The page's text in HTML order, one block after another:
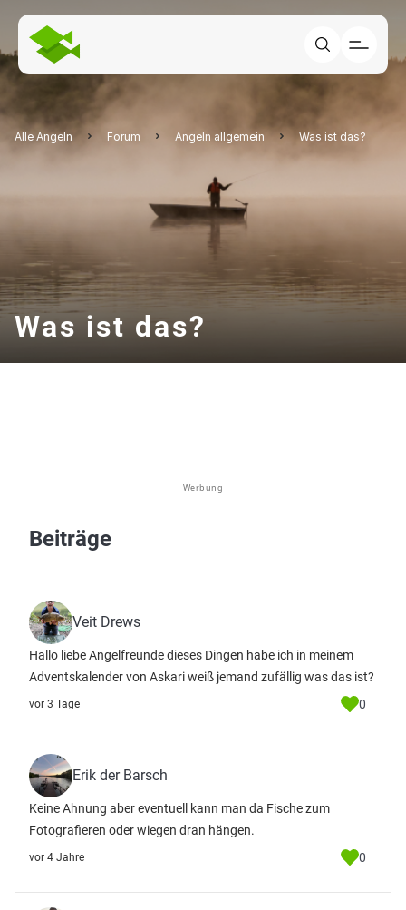
Alle Angeln Forum Angeln allgemein Was ist das?
Was ist das?
Werbung
Beiträge
Veit Drews
Hallo liebe Angelfreunde dieses Dingen habe ich in meinem
Adventskalender von Askari weiß jemand zufällig was das ist?
vor 3 Tage 0
Erik der Barsch
Keine Ahnung aber eventuell kann man da Fische zum
Fotografieren oder wiegen dran hängen.
vor 4 Jahre 0